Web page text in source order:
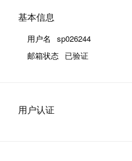
基本信息
用户名 sp026244
邮箱状态 已验证
用户认证